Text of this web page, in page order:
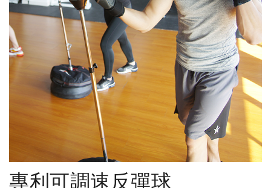
專利可調速反彈球